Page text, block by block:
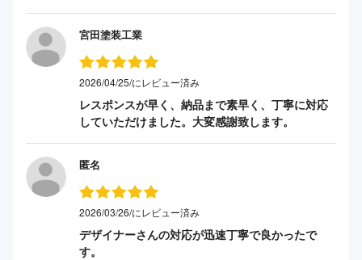
宮田塗装工業
2026/04/25/にレビュー済み
レスポンスが早く、納品まで素早く、丁寧に対応
していただけました。大変感謝致します。
匿名
2026/03/26/にレビュー済み
デザイナーさんの対応が迅速丁寧で良かったで
す。